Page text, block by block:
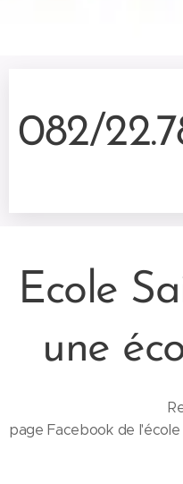
082/
Ecole
une
Retrouvez-
page Facebook de l'école